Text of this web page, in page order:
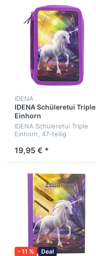
IDENA
IDENA Schüleretui Triple
Einhorn
IDENA Schüleretui Triple
Einhorn, 47-teilig
19,95 € *
- 11 % Deal